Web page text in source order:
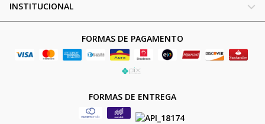
INSTITUCIONAL
FORMAS DE PAGAMENTO
FORMAS DE ENTREGA